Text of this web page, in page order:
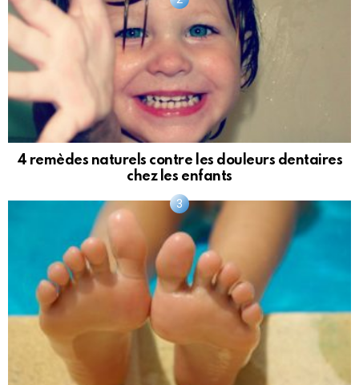
4 remèdes naturels contre les douleurs dentaires
chez les enfants